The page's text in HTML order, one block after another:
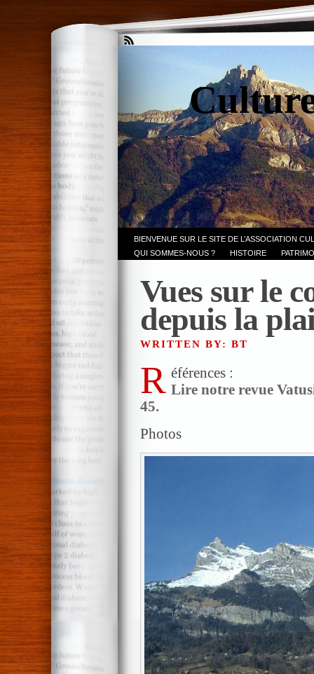
BIENVENUE SUR LE SITE DE L’ASSOCIATION
QUI SOMMES-NOUS ?
HISTOIRE
Vues sur le
depuis la
WRITTEN BY: BT
R éférences :
Lire notre revue
45.
Photos